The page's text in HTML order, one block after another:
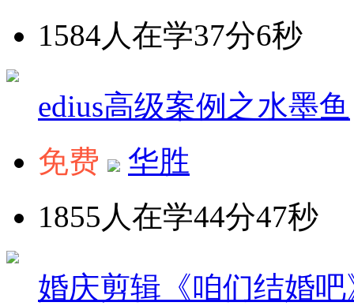
1584人在学37分6秒
edius高级案例之水墨鱼
免费
华胜
1855人在学44分47秒
婚庆剪辑《咱们结婚吧